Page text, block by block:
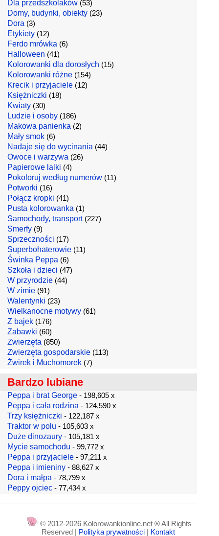
Dla przedszkolaków (53)
Domy, budynki, obiekty (23)
Dora (3)
Etykiety (12)
Ferdo mrówka (6)
Halloween (41)
Kolorowanki dla dorosłych (15)
Kolorowanki różne (154)
Krecik i przyjaciele (12)
Księżniczki (18)
Kwiaty (30)
Ludzie i osoby (186)
Makowa panienka (2)
Mały smok (6)
Nadaje się do wycinania (44)
Owoce i warzywa (26)
Papierowe lalki (4)
Pokoloruj według numerów (11)
Potworki (16)
Połącz kropki (41)
Pusta kolorowanka (1)
Samochody, transport(227)
Smerfy (9)
Sprzeczności (17)
Superbohaterowie (11)
Świnka Peppa (6)
Szkoła i dzieci (47)
W przyrodzie (44)
W zimie (91)
Walentynki (23)
Wielkanocne motywy (61)
Z bajek (176)
Zabawki (60)
Zwierzęta (850)
Zwierzęta gospodarskie (113)
Żwirek i Muchomorek (7)
Bardzo lubiane
Peppa i brat George - 198,605 x
Peppa i cała rodzina - 124,590 x
Trzy księżniczki - 122,187 x
Traktor w polu - 105,603 x
Duże dinozaury - 105,181 x
Mycie samochodu - 99,772 x
Peppa i przyjaciele - 97,211 x
Peppa i imieniny - 88,627 x
Dora i małpa - 78,799 x
Peppy ojciec - 77,434 x
© 2012-2026 Kolorowankionline.net ® All Rights
Reserved | Polityka prywatności | Kontakt